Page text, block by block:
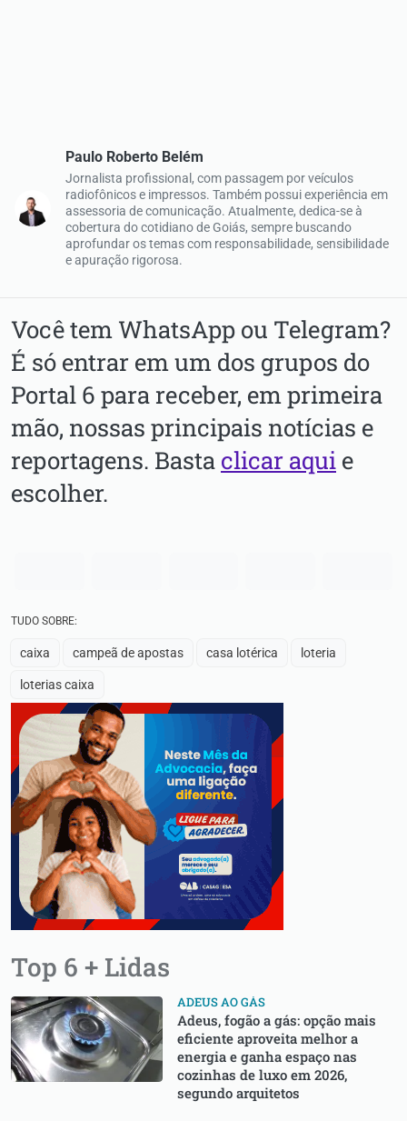
Paulo Roberto Belém
Jornalista profissional, com passagem por veículos
radiofônicos e impressos. Também possui experiência em
assessoria de comunicação. Atualmente, dedica-se à
cobertura do cotidiano de Goiás, sempre buscando
aprofundar os temas com responsabilidade, sensibilidade
e apuração rigorosa.
Você tem WhatsApp ou Telegram?
É só entrar em um dos grupos do
Portal 6 para receber, em primeira
mão, nossas principais notícias e
reportagens. Basta clicar aqui e
escolher.
TUDO SOBRE:
caixa campeã de apostas casa lotérica loteria
loterias caixa
Top 6 + Lidas
ADEUS AO GÁS
Adeus, fogão a gás: opção mais
eficiente aproveita melhor a
energia e ganha espaço nas
cozinhas de luxo em 2026,
segundo arquitetos